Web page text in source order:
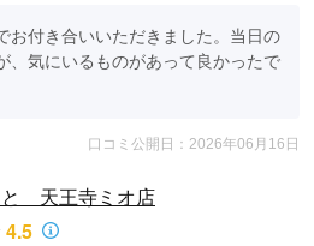
お付き合いいただきました。当日の
、気にいるものがあって良かったで
口コミ公開日：2026年06月16日
と 天王寺ミオ店
4.5